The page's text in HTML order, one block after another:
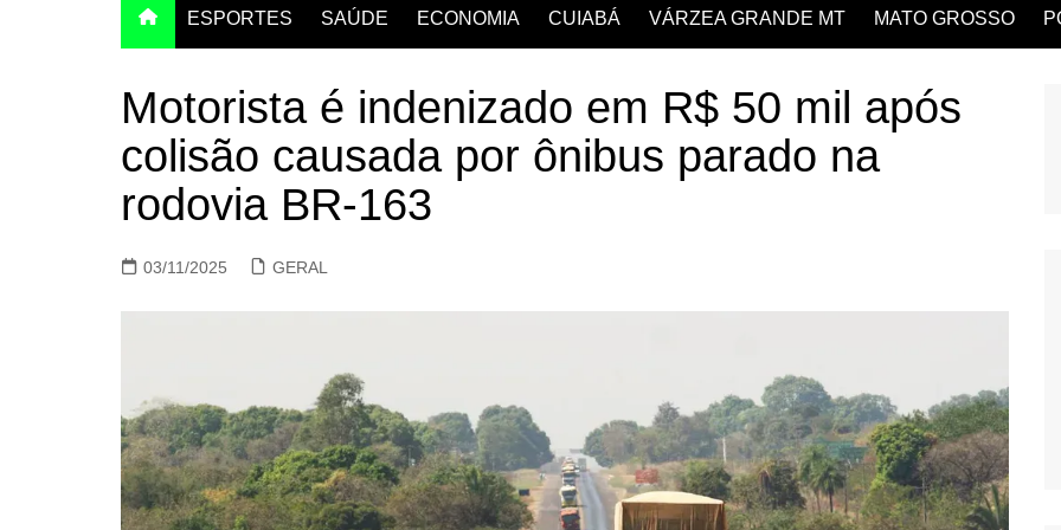
ESPORTES SAÚDE ECONOMIA CUIABÁ VÁRZEA GRANDE MT MATO GROSSO
Motorista é indenizado em R$ 50 mil após
colisão causada por ônibus parado na
rodovia BR-163
03/11/2025 GERAL